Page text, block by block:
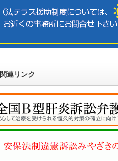
関連リンク